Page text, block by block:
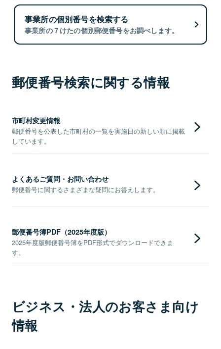
事業所の個別番号を検索する
事業所の７けたの個別郵便番号をお調べします。
郵便番号検索に関する情報
市町村変更情報
郵便番号を公表した市町村の一覧を実施日の新しい順に掲載
しています。
よくあるご質問・お問い合わせ
郵便番号に関するさまざまな疑問にお答えします。
郵便番号簿PDF（2025年度版）
2025年度版郵便番号簿をPDF形式でダウンロードできま
す。
ビジネス・法人のお客さま向け
情報